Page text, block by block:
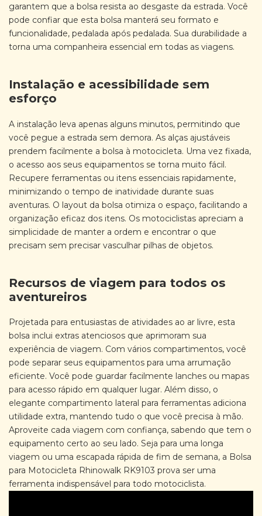
garantem que a bolsa resista ao desgaste da estrada. Você
pode confiar que esta bolsa manterá seu formato e
funcionalidade, pedalada após pedalada. Sua durabilidade a
torna uma companheira essencial em todas as viagens.
Instalação e acessibilidade sem
esforço
A instalação leva apenas alguns minutos, permitindo que
você pegue a estrada sem demora. As alças ajustáveis ​​
prendem facilmente a bolsa à motocicleta. Uma vez fixada,
o acesso aos seus equipamentos se torna muito fácil.
Recupere ferramentas ou itens essenciais rapidamente,
minimizando o tempo de inatividade durante suas
aventuras. O layout da bolsa otimiza o espaço, facilitando a
organização eficaz dos itens. Os motociclistas apreciam a
simplicidade de manter a ordem e encontrar o que
precisam sem precisar vasculhar pilhas de objetos.
Recursos de viagem para todos os
aventureiros
Projetada para entusiastas de atividades ao ar livre, esta
bolsa inclui extras atenciosos que aprimoram sua
experiência de viagem. Com vários compartimentos, você
pode separar seus equipamentos para uma arrumação
eficiente. Você pode guardar facilmente lanches ou mapas
para acesso rápido em qualquer lugar. Além disso, o
elegante compartimento lateral para ferramentas adiciona
utilidade extra, mantendo tudo o que você precisa à mão.
Aproveite cada viagem com confiança, sabendo que tem o
equipamento certo ao seu lado. Seja para uma longa
viagem ou uma escapada rápida de fim de semana, a Bolsa
para Motocicleta Rhinowalk RK9103 ​​prova ser uma
ferramenta indispensável para todo motociclista.